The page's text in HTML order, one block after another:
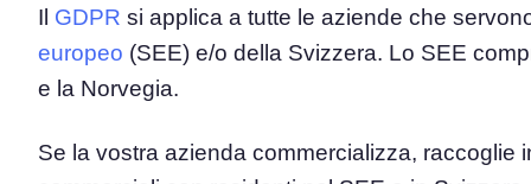
Generatore di Clausola
di Responsabilità
Novità Termly
Il GDPR si applica a tutte le aziende che
europeo (SEE) e/o della Svizzera. Lo SEE
e la Norvegia.
Se la vostra azienda commercializza, raccoglie